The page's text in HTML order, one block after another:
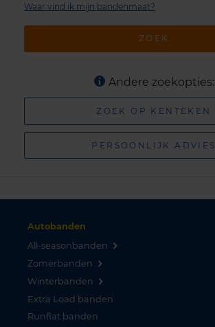
ZOEK
Waar vind ik mijn bandenmaat?
Andere zoekopties:
ZOEK OP KENTEKEN
PERSOONLIJK ADVIES
Autobanden
All-seasonbanden
Zomerbanden
Winterbanden
Extra Load banden
Runflat banden